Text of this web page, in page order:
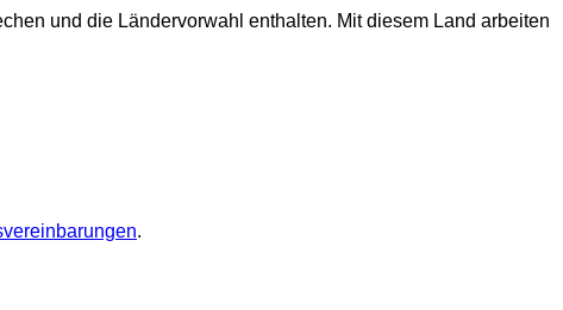
und die Ländervorwahl enthalten. Mit diesem Land arbeiten
.